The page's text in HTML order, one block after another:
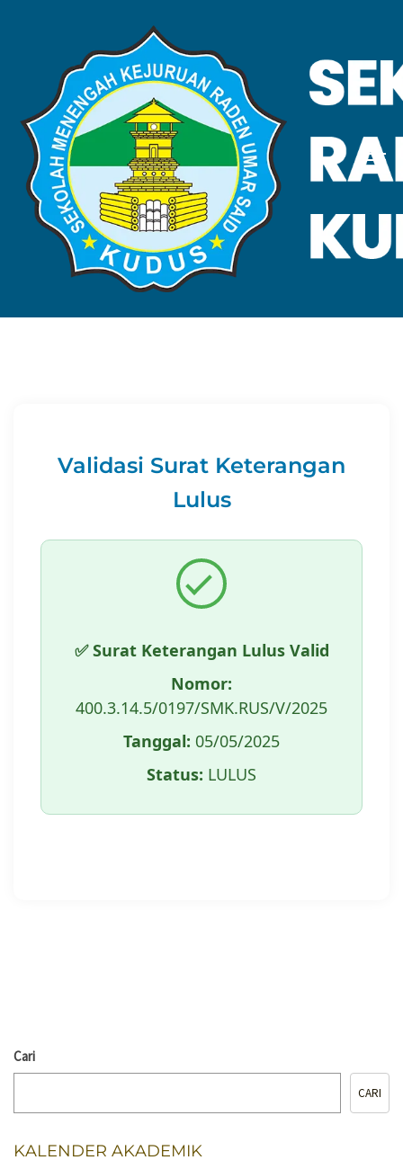
VALIDASI SKL
Validasi SKL
Validasi Surat Keterangan
Lulus
✅ Surat Keterangan Lulus Valid
Nomor:
400.3.14.5/0197/SMK.RUS/V/2025
Tanggal: 05/05/2025
Status: LULUS
Cari
CARI
KALENDER AKADEMIK